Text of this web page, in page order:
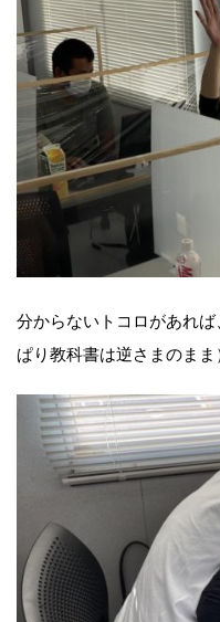
分からないトコロがあれ
ぱり教科書は逆さまのまま